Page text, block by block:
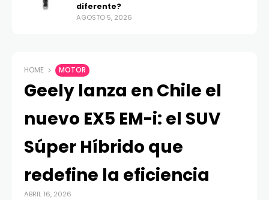
diferente?
AGOSTO 5, 2026
HOME MOTOR
Geely lanza en Chile el
nuevo EX5 EM-i: el SUV
Súper Híbrido que
redefine la eficiencia
ABRIL 16, 2026